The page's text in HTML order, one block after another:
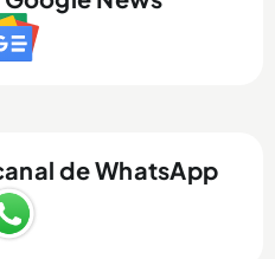
de WhatsApp